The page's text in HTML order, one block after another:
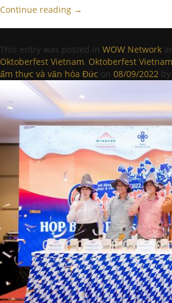
Continue reading →
This entry was posted in WOW Network
Oktoberfest Vietnam, Oktoberfest
ẩm thực và văn hóa Đức on 08/09/2022 by